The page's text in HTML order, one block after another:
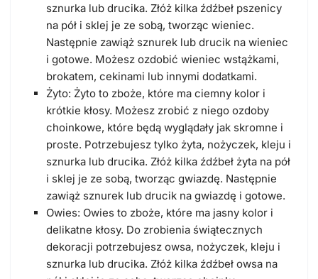
sznurka lub drucika. Złóż kilka źdźbeł pszenicy
na pół i sklej je ze sobą, tworząc wieniec.
Następnie zawiąż sznurek lub drucik na wieniec
i gotowe. Możesz ozdobić wieniec wstążkami,
brokatem, cekinami lub innymi dodatkami.
Żyto: Żyto to zboże, które ma ciemny kolor i
krótkie kłosy. Możesz zrobić z niego ozdoby
choinkowe, które będą wyglądały jak skromne i
proste. Potrzebujesz tylko żyta, nożyczek, kleju i
sznurka lub drucika. Złóż kilka źdźbeł żyta na pół
i sklej je ze sobą, tworząc gwiazdę. Następnie
zawiąż sznurek lub drucik na gwiazdę i gotowe.
Owies: Owies to zboże, które ma jasny kolor i
delikatne kłosy. Do zrobienia świątecznych
dekoracji potrzebujesz owsa, nożyczek, kleju i
sznurka lub drucika. Złóż kilka źdźbeł owsa na